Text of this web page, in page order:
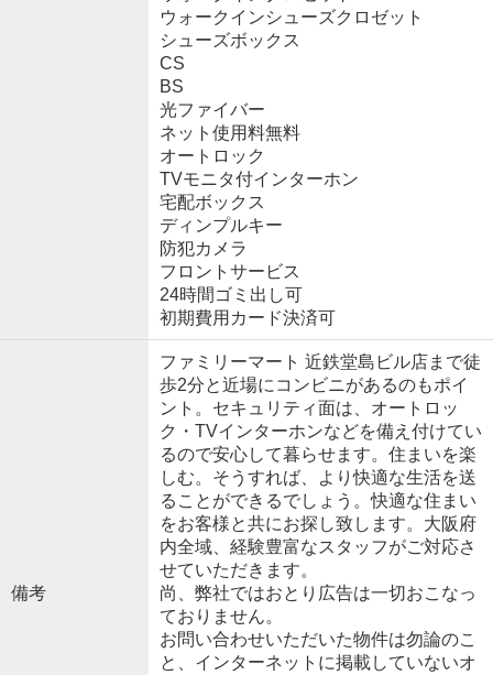
ウォークインシューズクロゼット
シューズボックス
CS
BS
光ファイバー
ネット使用料無料
オートロック
TVモニタ付インターホン
宅配ボックス
ディンプルキー
防犯カメラ
フロントサービス
24時間ゴミ出し可
初期費用カード決済可
備考
ファミリーマート 近鉄堂島ビル店まで徒
歩2分と近場にコンビニがあるのもポイ
ント。セキュリティ面は、オートロッ
ク・TVインターホンなどを備え付けてい
るので安心して暮らせます。住まいを楽
しむ。そうすれば、より快適な生活を送
ることができるでしょう。快適な住まい
をお客様と共にお探し致します。大阪府
内全域、経験豊富なスタッフがご対応さ
せていただきます。
尚、弊社ではおとり広告は一切おこなっ
ておりません。
お問い合わせいただいた物件は勿論のこ
と、インターネットに掲載していないオ